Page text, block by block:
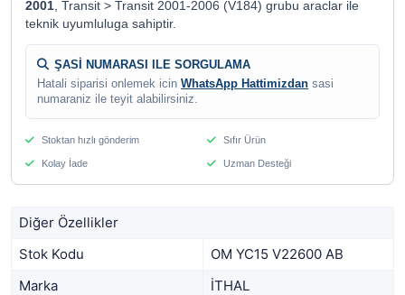
2001, Transit > Transit 2001-2006 (V184) grubu araclar ile
teknik uyumluluga sahiptir.
ŞASİ NUMARASI ILE SORGULAMA
Hatali siparisi onlemek icin WhatsApp Hattimizdan sasi
numaraniz ile teyit alabilirsiniz.
Stoktan hızlı gönderim Sıfır Ürün
Kolay İade Uzman Desteği
Diğer Özellikler
Stok Kodu
OM YC15 V22600 AB
Marka
İTHAL